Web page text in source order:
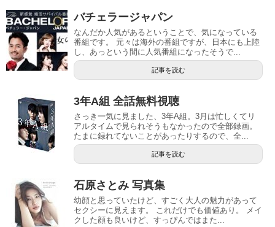
バチェラージャパン
なんだか人気があるということで、気になっている
番組です。 元々は海外の番組ですが、日本にも上陸
し、あっという間に人気番組になったそうで...
記事を読む
3年A組 全話無料視聴
さっき一気に見ました、3年A組。3月は忙しくてリ
アルタイムで見られそうもなかったので全部録画。
たまに録れてないことがあったりするので、全...
記事を読む
石原さとみ 写真集
幼顔と思っていたけど、すごく大人の魅力があって
セクシーに見えます。 これだけでも価値あり。 メイ
クした顔も良いけど、すっぴんではまた...